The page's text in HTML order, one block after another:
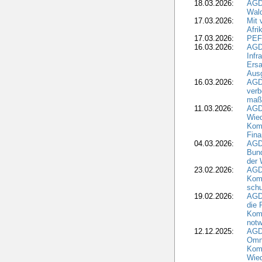
18.03.2026:
17.03.2026:
Mit
17.03.2026:
16.03.2026:
16.03.2026:
11.03.2026:
04.03.2026:
der
23.02.2026:
19.02.2026:
die
12.12.2025: